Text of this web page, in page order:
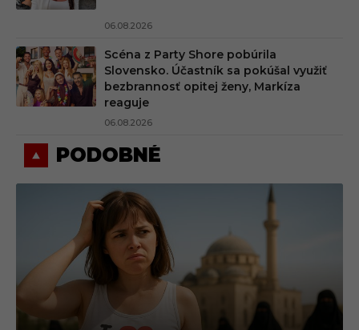
06.08.2026
Scéna z Party Shore pobúrila
Slovensko. Účastník sa pokúšal využiť
bezbrannosť opitej ženy, Markíza
reaguje
06.08.2026
PODOBNÉ